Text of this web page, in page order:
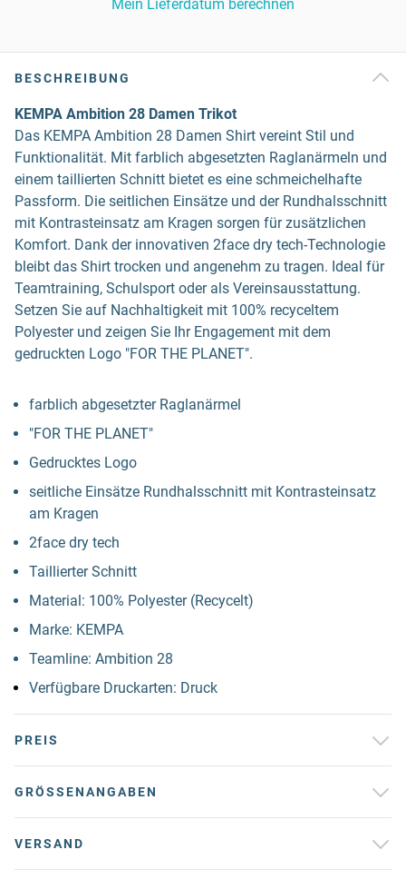
Mein Lieferdatum berechnen
BESCHREIBUNG
KEMPA Ambition 28 Damen Trikot
Das KEMPA Ambition 28 Damen Shirt vereint Stil und
Funktionalität. Mit farblich abgesetzten Raglanärmeln und
einem taillierten Schnitt bietet es eine schmeichelhafte
Passform. Die seitlichen Einsätze und der Rundhalsschnitt
mit Kontrasteinsatz am Kragen sorgen für zusätzlichen
Komfort. Dank der innovativen 2face dry tech-Technologie
bleibt das Shirt trocken und angenehm zu tragen. Ideal für
Teamtraining, Schulsport oder als Vereinsausstattung.
Setzen Sie auf Nachhaltigkeit mit 100% recyceltem
Polyester und zeigen Sie Ihr Engagement mit dem
gedruckten Logo "FOR THE PLANET".
farblich abgesetzter Raglanärmel
"FOR THE PLANET"
Gedrucktes Logo
seitliche Einsätze Rundhalsschnitt mit Kontrasteinsatz
am Kragen
2face dry tech
Taillierter Schnitt
Material: 100% Polyester (Recycelt)
Marke: KEMPA
Teamline: Ambition 28
Verfügbare Druckarten: Druck
PREIS
GRÖSSENANGABEN
VERSAND